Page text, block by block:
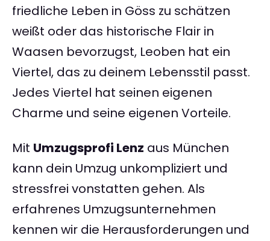
friedliche Leben in Göss zu schätzen
weißt oder das historische Flair in
Waasen bevorzugst, Leoben hat ein
Viertel, das zu deinem Lebensstil passt.
Jedes Viertel hat seinen eigenen
Charme und seine eigenen Vorteile.
Mit Umzugsprofi Lenz aus München
kann dein Umzug unkompliziert und
stressfrei vonstatten gehen. Als
erfahrenes Umzugsunternehmen
kennen wir die Herausforderungen und